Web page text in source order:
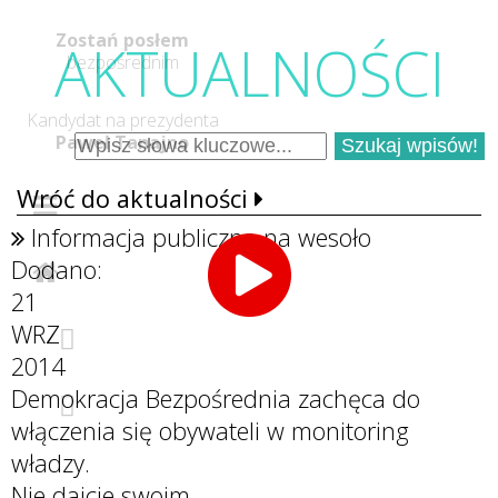
AKTUALNOŚCI
Wróć do aktualności
Informacja publiczna na wesoło
Dodano:
21
WRZ
2014
Demokracja Bezpośrednia zachęca do
włączenia się obywateli w monitoring
władzy.
Zostań posłem
bezpośrednim
Kandydat na prezydenta
Paweł Tanajno